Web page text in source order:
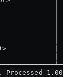
│
│
│
│
│
│
│
Processed